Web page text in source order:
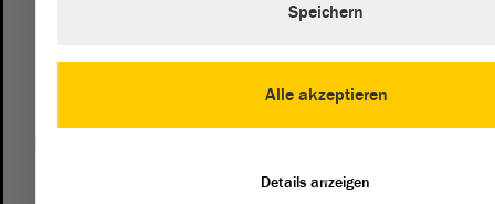
von Sachsen-Anhalt
Alle akzeptieren
Speichern
Details anzeigen